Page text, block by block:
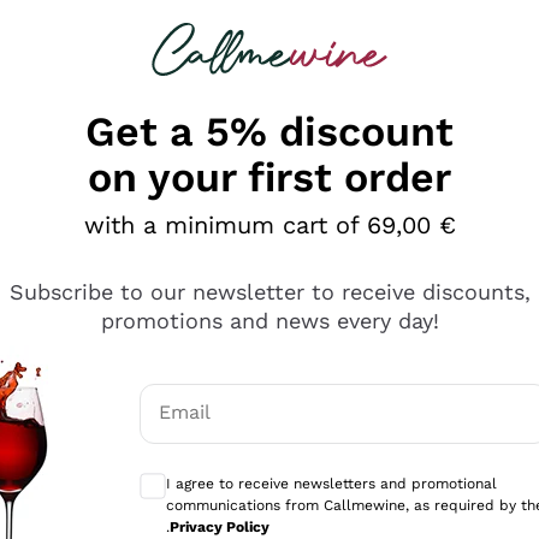
looking for
è male ma secondo me ci sono alternative che
Get a 5% discount
on your first order
with a minimum cart of 69,00 €
Subscribe to our newsletter to receive discounts,
promotions and news every day!
Email
I agree to receive newsletters and promotional
communications from Callmewine, as required by
.Privacy Policy